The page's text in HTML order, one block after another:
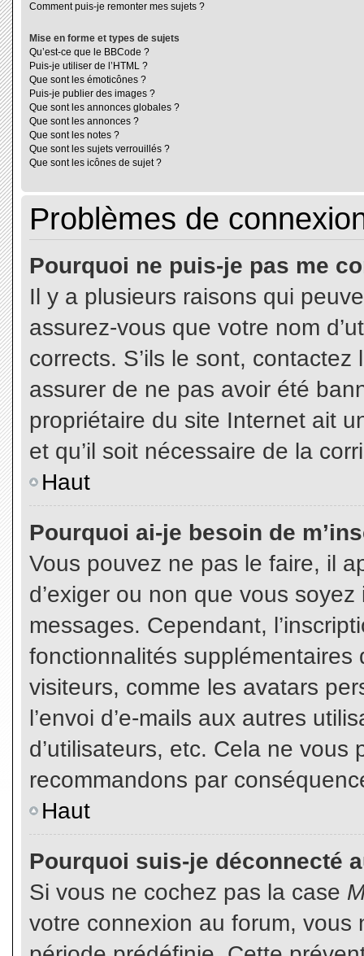
Comment puis-je remonter mes sujets ?
Mise en forme et types de sujets
Qu’est-ce que le BBCode ?
Puis-je utiliser de l’HTML ?
Que sont les émoticônes ?
Puis-je publier des images ?
Que sont les annonces globales ?
Que sont les annonces ?
Que sont les notes ?
Que sont les sujets verrouillés ?
Que sont les icônes de sujet ?
Problèmes de
Pourquoi ne puis-je pas me
Il y a plusieurs raisons qui
assurez-vous que votre nom
corrects. S’ils le sont,
assurer de ne pas avoir été
propriétaire du site Internet ait
et qu’il soit nécessaire de la
Haut
Pourquoi ai-je besoin de
Vous pouvez ne pas le faire, il
d’exiger ou non que vous
messages. Cependant,
fonctionnalités
visiteurs, comme les avatars
l’envoi d’e-mails aux autres
d’utilisateurs, etc. Cela ne vous
recommandons par
Haut
Pourquoi suis-je déconnecté
Si vous ne cochez pas la case
votre connexion au forum,